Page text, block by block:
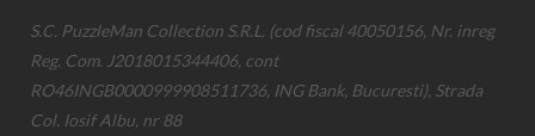
S.C. PuzzleMan Collection S.R.L. (cod fiscal 40050156, Nr. inreg
Reg. Com. J2018015344406, cont
RO46INGB0000999908511736, ING Bank, Bucuresti), Strada
Col. Iosif Albu, nr 88